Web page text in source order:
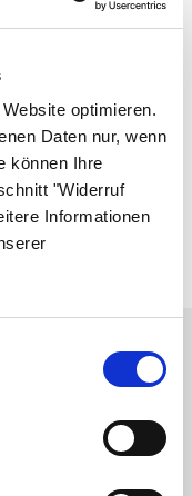
optimieren.
Daten nur, wenn
können Ihre
"Widerruf
Informationen